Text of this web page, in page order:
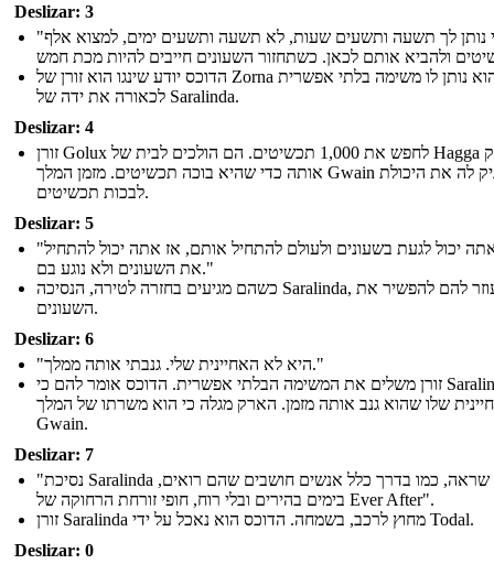
Deslizar: 3
"אני נותן לך תשעה ותשעים שעות, לא תשעה ותשעים ימים, למצוא אלף
הדוכס יודע שינגו הוא זורן של Zorna והוא נותן לו משימה בלתי אפשרית
לכאורה את ידה של Saralinda.
Deslizar: 4
זורן Golux לחפש את 1,000 תכשיטים. הם הולכים לבית של Hagga להצחיק
אותה כדי שהיא בוכה תכשיטים. מזמן המלך Gwain העניק לה את היכולת
לבכות תכשיטים.
Deslizar: 5
"אם אתה יכול לגעת בשעונים ולעולם להתחיל אותם, אז אתה יכול להתחיל
את השעונים ולא נוגע בם."
כשהם מגיעים בחזרה לטירה, הנסיכה Saralinda, עוזר להם להפשיר את
השעונים.
Deslizar: 6
"היא לא האחיינית שלי. גנבתי אותה ממלך."
זורן משלים את המשימה הבלתי אפשרית. הדוכס אומר להם כי Saralinda לא
שלו שהוא גנב אותה מזמן. הארק מגלה כי הוא משרתו של המלך
Gwain.
Deslizar: 7
"נסיכת Saralinda חשבה שראה, כמו בדרך כלל אנשים חושבים שהם רואים,
בימים בהירים ובלי רוח, חופי זורחת הרחוקה של Ever After".
זורן Saralinda מחוץ לרכב, בשמחה. הדוכס הוא נאכל על ידי Todal.
Deslizar: 0